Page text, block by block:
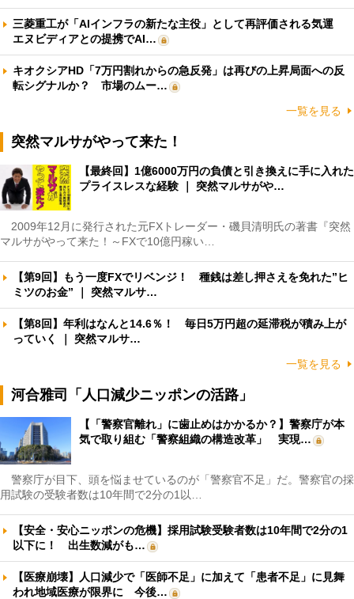
三菱重工が「AIインフラの新たな主役」として再評価される気運
エヌビディアとの提携でAI…
キオクシアHD「7万円割れからの急反発」は再びの上昇局面への反
転シグナルか？ 市場のムー…
一覧を見る
突然マルサがやって来た！
【最終回】1億6000万円の負債と引き換えに手に入れた
プライスレスな経験 ｜ 突然マルサがや…
2009年12月に発行された元FXトレーダー・磯貝清明氏の著書『突然
マルサがやって来た！～FXで10億円稼い…
【第9回】もう一度FXでリベンジ！ 種銭は差し押さえを免れた”ヒ
ミツのお金” ｜ 突然マルサ…
【第8回】年利はなんと14.6％！ 毎日5万円超の延滞税が積み上が
っていく ｜ 突然マルサ…
一覧を見る
河合雅司「人口減少ニッポンの活路」
【「警察官離れ」に歯止めはかかるか？】警察庁が本
気で取り組む「警察組織の構造改革」 実現…
警察庁が目下、頭を悩ませているのが「警察官不足」だ。警察官の採
用試験の受験者数は10年間で2分の1以…
【安全・安心ニッポンの危機】採用試験受験者数は10年間で2分の1
以下に！ 出生数減がも…
【医療崩壊】人口減少で「医師不足」に加えて「患者不足」に見舞
われ地域医療が限界に 今後…